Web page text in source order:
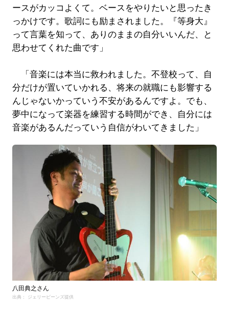
ースがカッコよくて。ベースをやりたいと思ったき
っかけです。歌詞にも励まされました。『等身大』
って言葉を知って、ありのままの自分いいんだ、と
思わせてくれた曲です」
「音楽には本当に救われました。不登校って、自
分だけが置いていかれる、将来の就職にも影響する
んじゃないかっていう不安があるんですよ。でも、
夢中になって楽器を練習する時間ができ、自分には
音楽があるんだっていう自信がわいてきました」
八田典之さん
出典： ジェリービーンズ提供